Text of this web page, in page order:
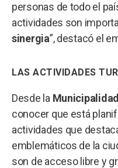
personas de todo el
actividades son
sinergia”, destacó el
LAS ACTIVIDADES
Desde la
conocer que está
actividades que
emblemáticos de la
son de acceso libre y